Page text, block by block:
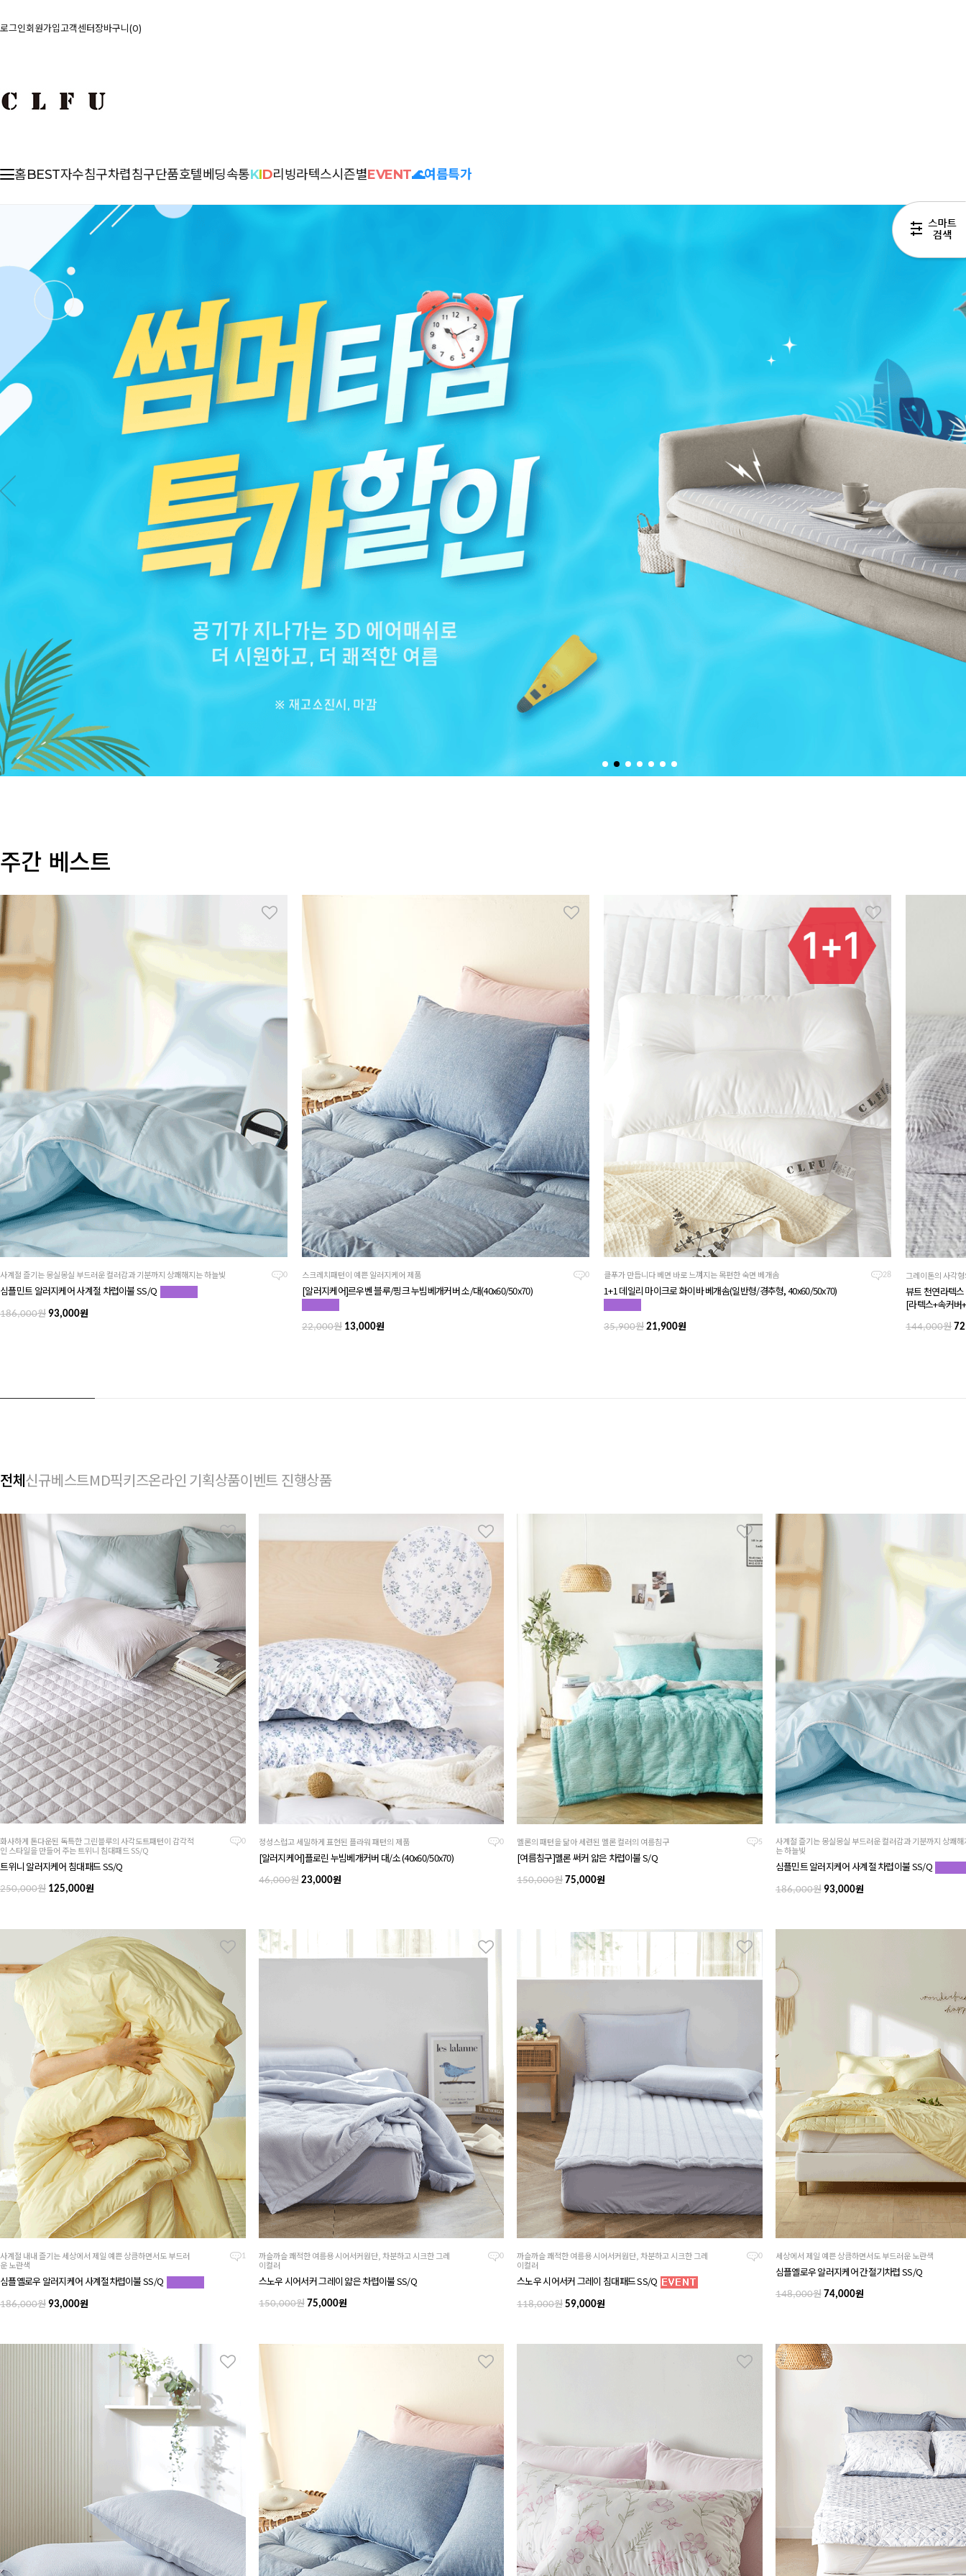
로그인회원가입고객센터장바구니 0
홈BEST자수침구차렵침구단품호텔베딩속통KID리빙라텍스시즌별EVENT🌊여름특가
주간 베스트
0
사계절 즐기는 몽실몽실 부드러운 컬러감과 기분까지 상쾌해지는 하늘빛
심플민트 알러지케어 사계절 차렵이불 SS/Q
186,000원 93,000원
0
스크레치패턴이 예쁜 알러지케어 제품
[알러지케어]르우벤 블루/핑크 누빔베개커버 소/대(40x60/50x70)
22,000원 13,000원
28
클푸가 만듭니다 베면 바로 느껴지는 목편한 숙면 베개솜
1+1 데일리 마이크로 화이바 베개솜(일반형/경추형, 40x60/50x70)
35,900원 21,900원
그레이톤의 사각
뷰트 천연라텍
[라텍스+속커
144,000원
전체신규베스트MD픽키즈온라인 기획상품이벤트 진행상품
0
화사하게 톤다운된 독특한 그린블루의 사각도트패턴이 감각적
인 스타일을 만들어 주는 트위니 침대패드 SS/Q
트위니 알러지케어 침대패드 SS/Q
250,000원 125,000원
0
정성스럽고 세밀하게 표현된 플라워 패턴의 제품
[알러지케어]플로린 누빔베개커버 대/소 (40x60/50x70)
46,000원23,000원
5
멜론의 패턴을 닮아 세련된 멜론 컬러의 여름침구
[여름침구]멜론 써커 얇은 차렵이불 S/Q
150,000원 75,000원
사계절 즐기는 몽실몽실 부드러운 컬러감과 기분까지 상쾌해
는 하늘빛
심플민트 알러지케어 사계절 차렵이불 SS/Q
186,000원93,000원
1
사계절 내내 즐기는 세상에서 제일 예쁜 상큼하면서도 부드러
운 노란색
심플옐로우 알러지케어 사계절차렵이불 SS/Q
186,000원 93,000원
0
까슬까슬 쾌적한 여름용 시어서커원단, 차분하고 시크한 그레
이컬러
스노우 시어서커 그레이 얇은 차렵이불 SS/Q
150,000원75,000원
0
까슬까슬 쾌적한 여름용 시어서커원단, 차분하고 시크한 그레
이컬러
스노우 시어서커 그레이 침대패드 SS/Q
118,000원 59,000원
세상에서 제일 예쁜 상큼하면서도 부드러운 노란색
심플옐로우 알러지케어 간절기차렵 SS/Q
148,000원74,000원